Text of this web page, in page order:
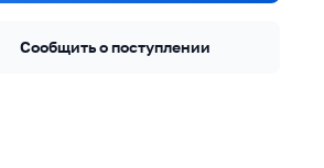
Сообщить о поступлении